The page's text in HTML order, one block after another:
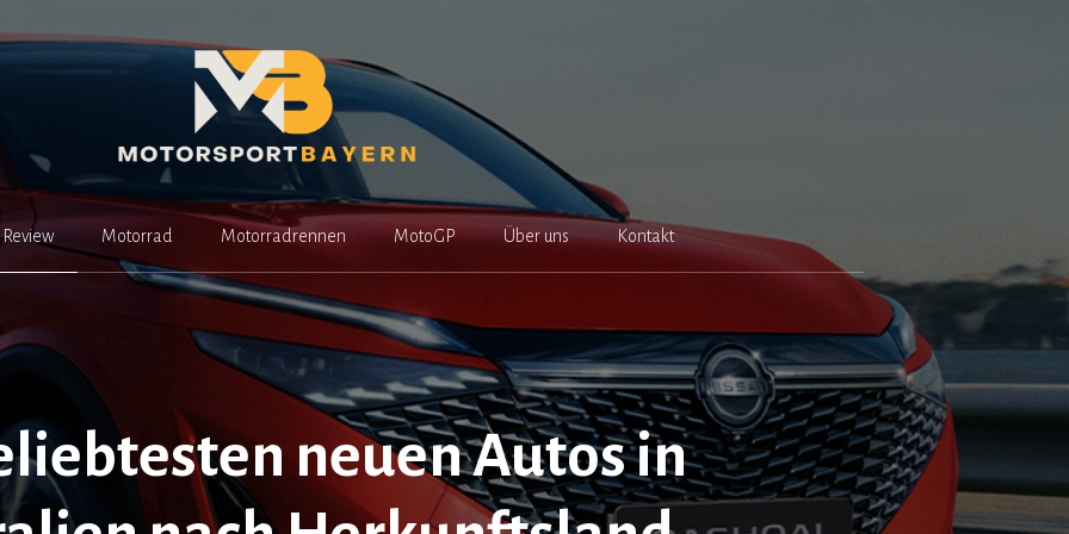
Review Motorrad Motorradrennen MotoGP Über uns Kontakt
neuen Autos in